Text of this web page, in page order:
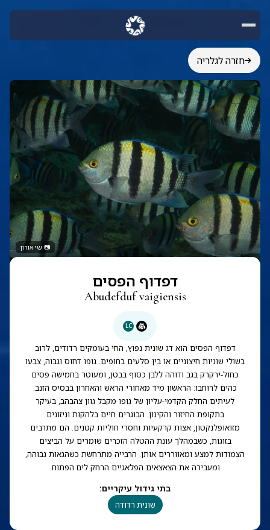
חזרה לגלריה
📷 שי אורון
דפדוף הפסים
Abudefduf vaigiensis
LC
דפדוף הפסים הוא דג שונית נפוץ, החי בעומקים רדודים, לרוב
בשולי שוניות חיצוניים או בין סלעים בחופים. גופו דחוס וגבוה, צבעו
כחול-ירקרק בגב ודוהה ללבן כסוף בבטן, ומעוטר בחמישה פסים
כהים לרוחבו: הראשון מיד מאחורי הראש והאחרון בבסיס הזנב.
לעיתים החלק הקדמי-עליון של גופו מקבל גוון צהבהב, בעיקר
בתקופת החיזור והקינון. הבוגרים חיים בלהקות וניזונים
מזואופלנקטון, אצות קרקעיות וחסרי חוליות קטנים. הם מתרבים
בזוגות, כשבמהלך עונת ההטלה הזכרים שומרים על הביצים
הצמודות למצע ומאווררים אותן. הרבייה מתרחשת כשהגאות גבוהה,
ומעבירה את הצאצאים הפלאגיים הרחק לים הפתוח.
בתי גידול עיקריים:
שונית רדודה